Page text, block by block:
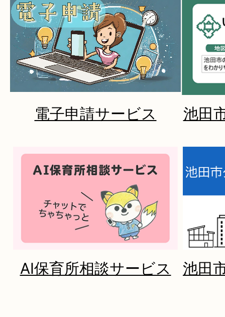
2026年08月03日
【池田市中央公民館】 展覧会・
10月）
2026年08月02日
「ウォンちゃん婚姻届」完成記
2026年08月02日
オリジナル婚姻届「ウォンちゃ
しました！
service
電子申請サービス 池田
AI保育所相談サービス 池田